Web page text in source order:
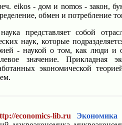
eikos - дом и nomos - закон,
обмен и потребление
представляет собой
наук, которые
- наукой о том, как люди и
значение. Прикладная
экономической
economics-lib.ru Экономика